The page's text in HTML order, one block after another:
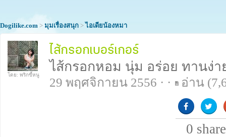
Dogilike.com > มุมเรื่องสนุก >ไอเดียน้องหมา
โดย: พริกขี้หนู
ไส้กรอกเบอร์เกอร์
ไส้กรอกหอม นุ่ม อร่อย ทานง่
29 พฤศจิกายน 2556 · · อ่าน
0